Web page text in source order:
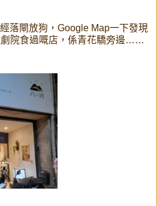
落閘放狗，Google Map一下發現
劇院食過嘅店，係青花驕旁邊……